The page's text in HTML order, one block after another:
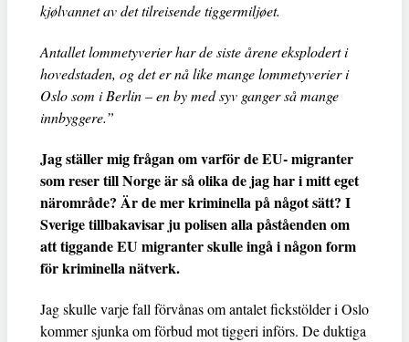
kjølvannet av det tilreisende tiggermiljøet.
Antallet lommetyverier har de siste årene eksplodert i
hovedstaden, og det er nå like mange lommetyverier i
Oslo som i Berlin – en by med syv ganger så mange
innbyggere.”
Jag ställer mig frågan om varför de EU- migranter
som reser till Norge är så olika de jag har i mitt eget
närområde? Är de mer kriminella på något sätt? I
Sverige tillbakavisar ju polisen alla påståenden om
att tiggande EU migranter skulle ingå i någon form
för kriminella nätverk.
Jag skulle varje fall förvånas om antalet fickstölder i Oslo
kommer sjunka om förbud mot tiggeri införs. De duktiga